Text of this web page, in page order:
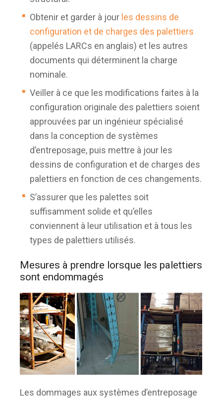
Obtenir et garder à jour les dessins de
configuration et de charges des palettiers
(appelés LARCs en anglais) et les autres
documents qui déterminent la charge
nominale.
Veiller à ce que les modifications faites à la
configuration originale des palettiers soient
approuvées par un ingénieur spécialisé
dans la conception de systèmes
d’entreposage, puis mettre à jour les
dessins de configuration et de charges des
palettiers en fonction de ces changements.
S’assurer que les palettes soit
suffisamment solide et qu’elles
conviennent à leur utilisation et à tous les
types de palettiers utilisés.
Mesures à prendre lorsque les palettiers
sont endommagés
Les dommages aux systèmes d’entreposage